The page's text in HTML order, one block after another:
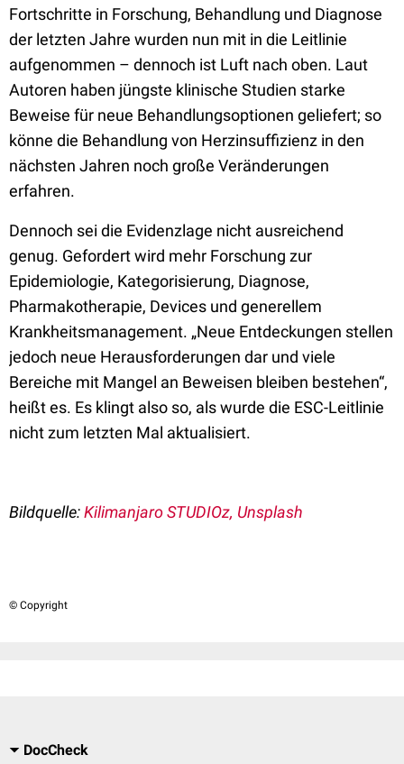
Fortschritte in Forschung, Behandlung und Diagnose
der letzten Jahre wurden nun mit in die Leitlinie
aufgenommen – dennoch ist Luft nach oben. Laut
Autoren haben jüngste klinische Studien starke
Beweise für neue Behandlungsoptionen geliefert; so
könne die Behandlung von Herzinsuffizienz in den
nächsten Jahren noch große Veränderungen
erfahren.
Dennoch sei die Evidenzlage nicht ausreichend
genug. Gefordert wird mehr Forschung zur
Epidemiologie, Kategorisierung, Diagnose,
Pharmakotherapie, Devices und generellem
Krankheitsmanagement. „Neue Entdeckungen stellen
jedoch neue Herausforderungen dar und viele
Bereiche mit Mangel an Beweisen bleiben bestehen“,
heißt es. Es klingt also so, als wurde die ESC-Leitlinie
nicht zum letzten Mal aktualisiert.
Bildquelle:Kilimanjaro STUDIOz, Unsplash
© Copyright
DocCheck